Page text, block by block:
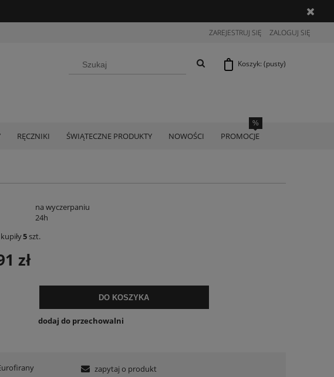
ZAREJESTRUJ SIĘ ZALOGUJ SIĘ
Koszyk: (pusty)
RĘCZNIKI ŚWIĄTECZNE PRODUKTY NOWOŚCI PROMOCJE
na wyczerpaniu
24h
5szt.
zł
DO KOSZYKA
dodaj do przechowalni
zapytaj o produkt